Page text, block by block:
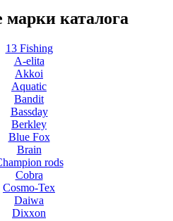
марки каталога
13 Fishing
A-elita
Akkoi
Aquatic
Bandit
Bassday
Berkley
Blue Fox
Brain
rods
Cobra
Cosmo-Tex
Daiwa
Dixxon